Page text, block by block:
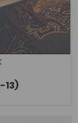
13)
ymwneud ag
Astudiaethau
Prifysgol